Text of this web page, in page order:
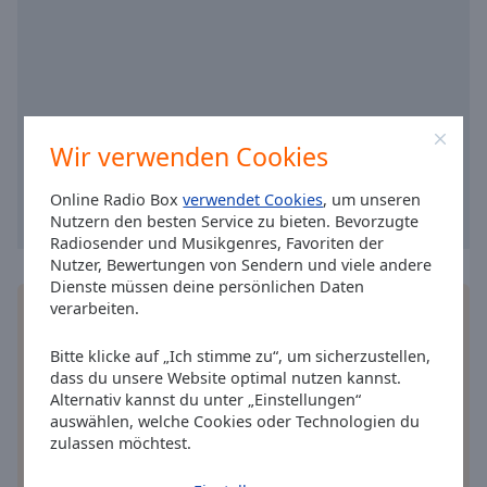
Wir verwenden Cookies
Online Radio Boxverwendet Cookies, um unseren
Nutzern den besten Service zu bieten. Bevorzugte
Radiosender und Musikgenres, Favoriten der
Nutzer, Bewertungen von Sendern und viele andere
Dienste müssen deine persönlichen Daten
verarbeiten.
Bitte klicke auf „Ich stimme zu“, um sicherzustellen,
dass du unsere Website optimal nutzen kannst.
Alternativ kannst du unter „Einstellungen“
auswählen, welche Cookies oder Technologien du
zulassen möchtest.
window.
Opacity
Opacity
Installieren Sie gratis
Sie Ihr Lieblingsradio online an, wo Sie immer
wollen.